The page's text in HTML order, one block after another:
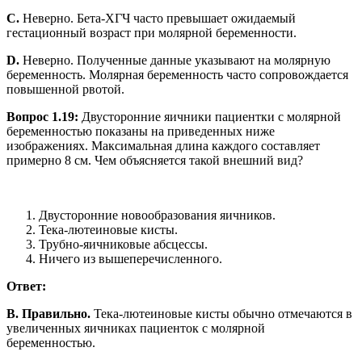
C. Неверно. Бета-ХГЧ часто превышает ожидаемый
гестационный возраст при молярной беременности.
D. Неверно. Полученные данные указывают на молярную
беременность. Молярная беременность часто сопровождается
повышенной рвотой.
Вопрос 1.19: Двусторонние яичники пациентки с молярной
беременностью показаны на приведенных ниже
изображениях. Максимальная длина каждого составляет
примерно 8 см. Чем объясняется такой внешний вид?
Двусторонние новообразования яичников.
Тека-лютеиновые кисты.
Трубно-яичниковые абсцессы.
Ничего из вышеперечисленного.
Ответ:
B. Правильно. Тека-лютеиновые кисты обычно отмечаются в
увеличенных яичниках пациенток с молярной
беременностью.